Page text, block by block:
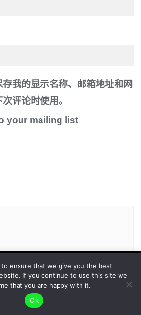
我的显示名称、邮箱地址和网
评论时使用。
your mailing list
user experience, this
to browse the site,
cookies as described in our
Policy.
Accept
to ensure that we give you the best
If you continue to use this site we
that you are happy with it.
Ok